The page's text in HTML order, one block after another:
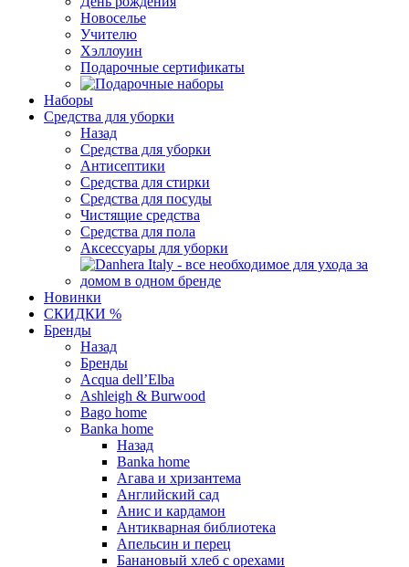
Новоселье
Учителю
Хэллоуин
Подарочные сертификаты
Наборы
Средства для уборки
Назад
Средства для уборки
Антисептики
Средства для стирки
Средства для посуды
Чистящие средства
Средства для пола
Аксессуары для уборки
Новинки
СКИДКИ %
Бренды
Назад
Бренды
Acqua dell’Elba
Ashleigh & Burwood
Bago home
Banka home
Назад
Banka home
Агава и хризантема
Английский сад
Анис и кардамон
Антикварная библиотека
Апельсин и перец
Банановый хлеб с орехами